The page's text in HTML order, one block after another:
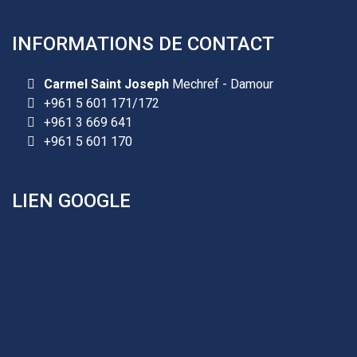
Les demandes d'inscription pour l'année scolaire
2026-2027 sont reçues à la direction de
l'établissement selon des rendez-vous fixés à
l’avance.
+961 3 669 641
INFORMATIONS DE CONTACT
Carmel Saint Joseph Mechref - Damour
+961 5 601 171/172
+961 3 669 641
+961 5 601 170
LIEN GOOGLE